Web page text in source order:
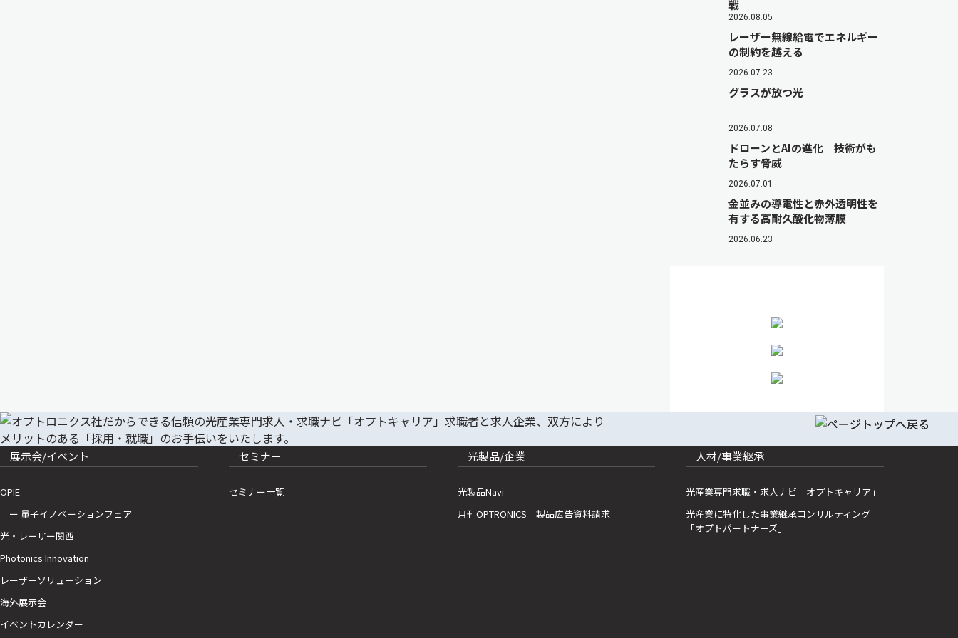
戦
2026.08.05
レーザー無線給電でエネルギー
の制約を越える
2026.07.23
グラスが放つ光
2026.07.08
ドローンとAIの進化 技術がも
たらす脅威
2026.07.01
金並みの導電性と赤外透明性を
有する高耐久酸化物薄膜
2026.06.23
展示会/イベント
OPIE
ー 量子イノベーションフェア
光・レーザー関西
Photonics Innovation
レーザーソリューション
海外展示会
イベントカレンダー
セミナー
セミナー一覧
光製品/企業
光製品Navi
月刊OPTRONICS 製品広告資料請求
人材/事業継承
光産業専門求職・求人ナビ「オプトキャリア」
光産業に特化した事業継承コンサルティング
「オプトパートナーズ」